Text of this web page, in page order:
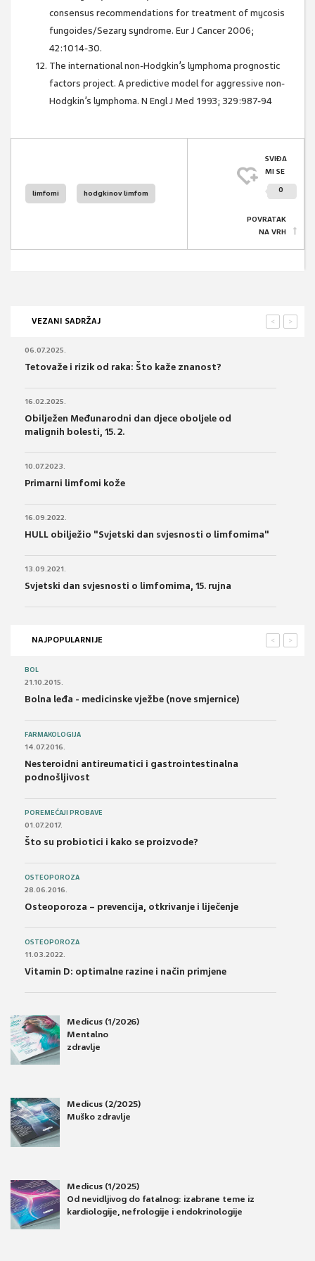
consensus recommendations for treatment of mycosis
fungoides/Sezary syndrome. Eur J Cancer 2006;
42:1014-30.
The international non-Hodgkin’s lymphoma prognostic
factors project. A predictive model for aggressive non-
Hodgkin’s lymphoma. N Engl J Med 1993; 329:987-94
limfomi hodgkinov limfom
SVIĐA
MI SE
0
POVRATAK
NA VRH
VEZANI SADRŽAJ >
<
06.07.2025.
Tetovaže i rizik od raka: Što kaže znanost?
16.02.2025.
Obilježen Međunarodni dan djece oboljele od
malignih bolesti, 15. 2.
10.07.2023.
Primarni limfomi kože
16.09.2022.
HULL obilježio "Svjetski dan svjesnosti o limfomima"
13.09.2021.
Svjetski dan svjesnosti o limfomima, 15. rujna
NAJPOPULARNIJE >
<
BOL
21.10.2015.
Bolna leđa - medicinske vježbe (nove smjernice)
FARMAKOLOGIJA
14.07.2016.
Nesteroidni antireumatici i gastrointestinalna
podnošljivost
POREMEĆAJI PROBAVE
01.07.2017.
Što su probiotici i kako se proizvode?
OSTEOPOROZA
28.06.2016.
Osteoporoza – prevencija, otkrivanje i liječenje
OSTEOPOROZA
11.03.2022.
Vitamin D: optimalne razine i način primjene
Medicus (1/2026)
Mentalno
zdravlje
Medicus (2/2025)
Muško zdravlje
Medicus (1/2025)
Od nevidljivog do fatalnog: izabrane teme iz
kardiologije, nefrologije i endokrinologije